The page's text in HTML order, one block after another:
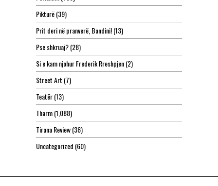
Pikturë(39)
Prit deri në pranverë, Bandini!(13)
Pse shkruaj?(28)
Si e kam njohur Frederik Rreshpjen(2)
Street Art (7)
Teatër(13)
Tharm(1,088)
Tirana Review(36)
Uncategorized (60)